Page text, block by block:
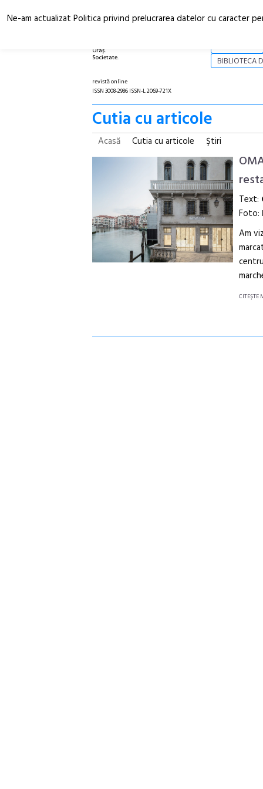
Oraș.
Societate.
BIBLIOTECA
revistă online
ISSN 3008-2986 ISSN-L 2069-721X
Cutia cu articole
Acasă Cutia cu articole Ştiri
Text:
Foto:
Am
CITEŞTE
Ne-am actualizat Politica privind prelucrarea datelor cu caracter